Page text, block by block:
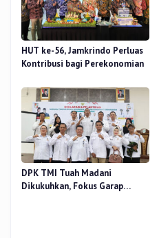
HUT ke-56, Jamkrindo Perluas
Kontribusi bagi Perekonomian
DPK TMI Tuah Madani
Dikukuhkan, Fokus Garap